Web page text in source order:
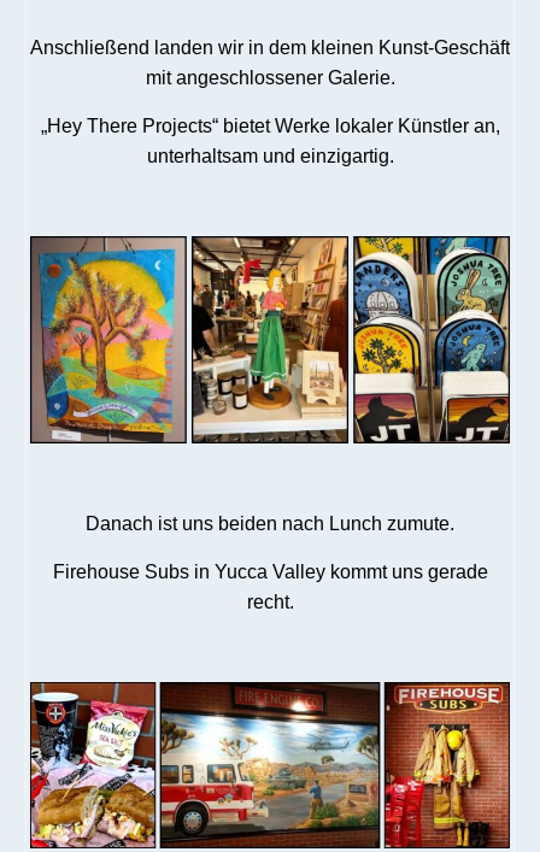
Anschließend landen wir in dem kleinen Kunst-Geschäft
mit angeschlossener Galerie.
„Hey There Projects“ bietet Werke lokaler Künstler an,
unterhaltsam und einzigartig.
Danach ist uns beiden nach Lunch zumute.
Firehouse Subs in Yucca Valley kommt uns gerade
recht.